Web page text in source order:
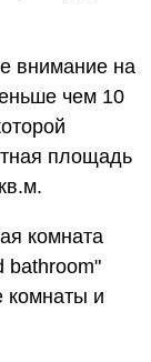
внимание на
чем 10
площадь
комната
bathroom"
комнаты и